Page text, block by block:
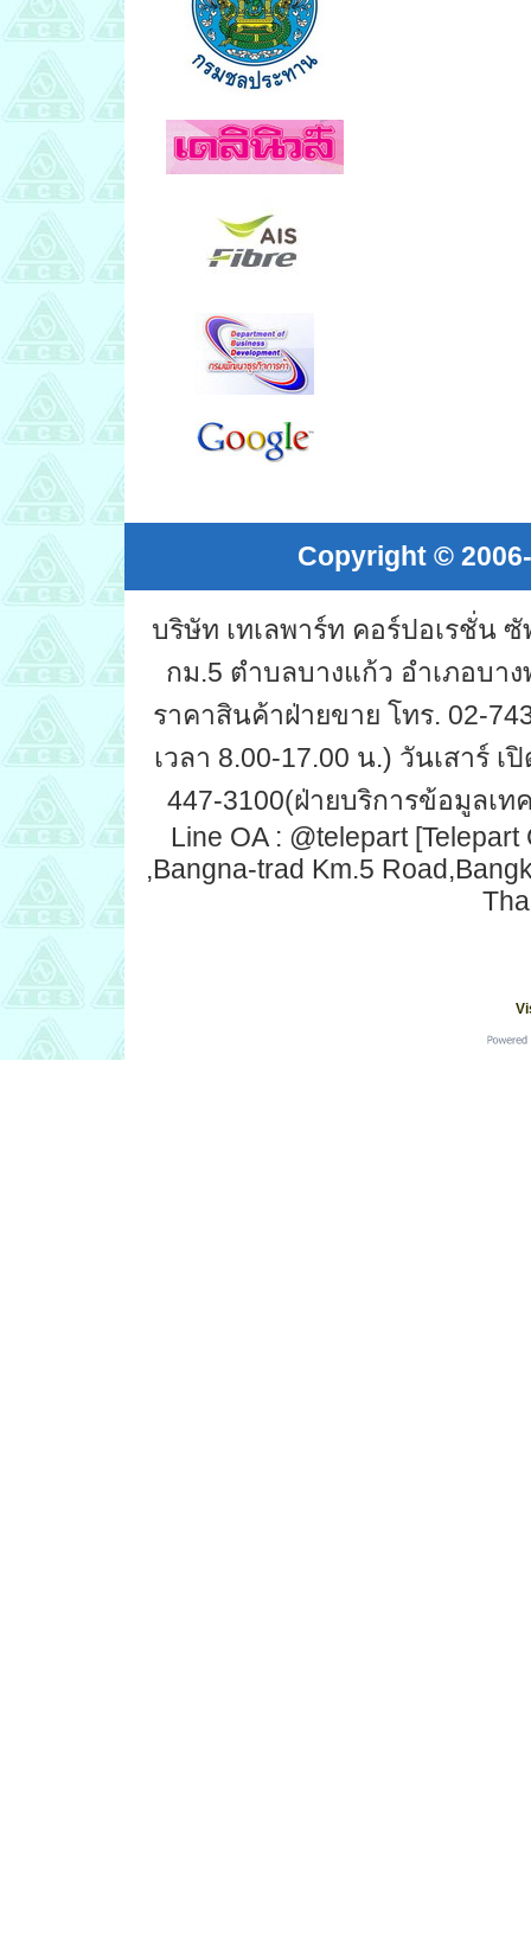
Copyright ©
บริษัท เทเลพาร์ท คอร์ปอเรชั่น
กม.5 ตำบลบางแก้ว อำเภอบา
ราคาสินค้าฝ่ายขาย โทร. 02-
เวลา 8.00-17.00 น.) วันเสาร์
447-3100(ฝ่ายบริการข้อมูลเท
Line OA : @telepart
,Bangna-trad Km.5